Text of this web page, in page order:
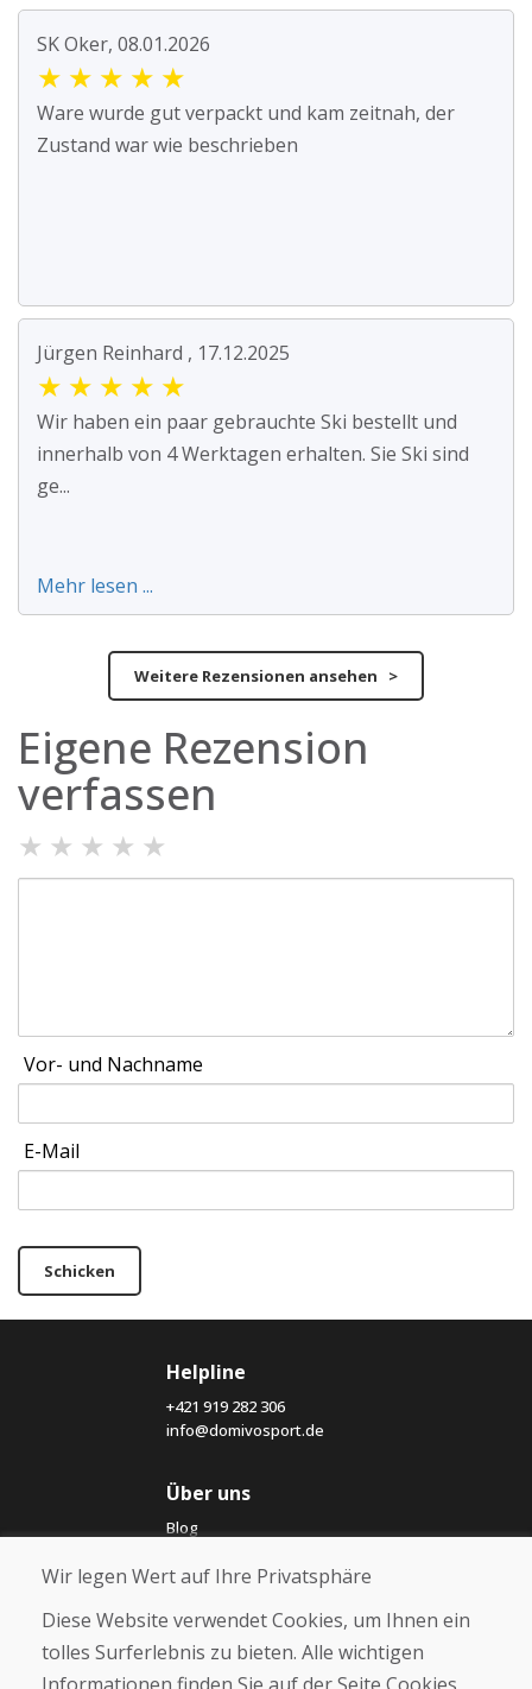
SK Oker, 08.01.2026
★ ★ ★ ★ ★
Ware wurde gut verpackt und kam zeitnah, der
Zustand war wie beschrieben
Jürgen Reinhard , 17.12.2025
★ ★ ★ ★ ★
Wir haben ein paar gebrauchte Ski bestellt und
innerhalb von 4 Werktagen erhalten. Sie Ski sind
ge...
Mehr lesen ...
Weitere Rezensionen ansehen >
Eigene Rezension
verfassen
★ ★ ★ ★ ★
Vor- und Nachname
E-Mail
Schicken
Helpline
+421 919 282 306
info@domivosport.de
Über uns
Blog
Geschäft
Kaufen
Wir legen Wert auf Ihre Privatsphäre
Diese Website verwendet Cookies, um Ihnen ein
tolles Surferlebnis zu bieten. Alle wichtigen